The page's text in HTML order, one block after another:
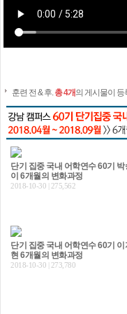
훈련 전 & 후.총 4개의 게시물이
단기 집중 국내 어학연수 60기 박
이 6개월의 변화과정
2018-10-30 | 275,562
단기 집중 국내 어학연수 60기 이
현 6개월의 변화과정
2018-10-30 | 273,780